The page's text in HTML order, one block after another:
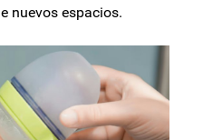
nuevos espacios.